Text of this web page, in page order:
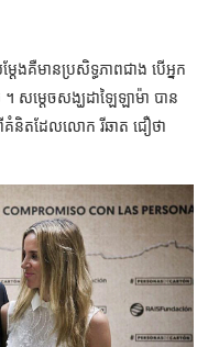
ងគឺមានប្រសិទ្ធភាពជាង បើអ្នក
។ សម្ដេចសង្ឃដាឡៃឡាម៉ា បាន
និតដែលលោក រីឆាត ជឿថា